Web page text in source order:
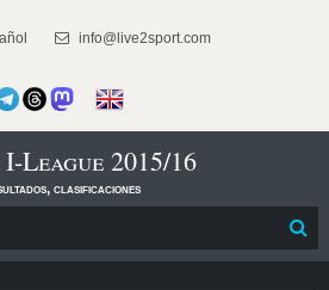
info@live2sport.com
League 2015/16
clasificaciones